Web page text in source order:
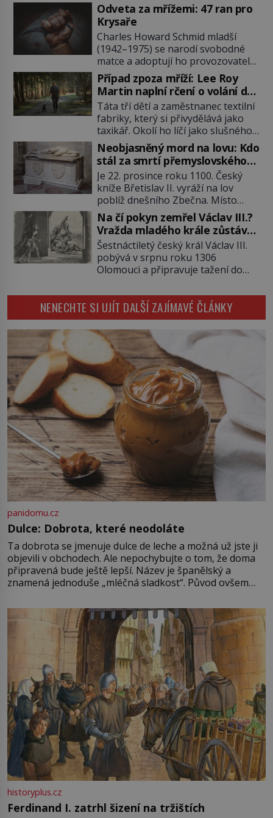
Odveta za mřížemi: 47 ran pro
Krysaře
Charles Howard Schmid mladší
(1942–1975) se narodí svobodné
matce a adoptují ho provozovatelé
pečovatelského domu Charles a
Katharine Schmidovi. Synek jim
mnoho radosti nepřinese. Mezi
přáteli v arizonském Tusconu se
mu přezdívá Krysař. Je to pohledný
a charismatický mladík, kterému to
ve škole dvakrát nejde. Exceluje ale
v tělocviku. Škola si díky němu
může vystavit […]
Případ zpoza mříží: Lee Roy
Martin naplní rčení o volání do
lesa
Táta tří dětí a zaměstnanec textilní
fabriky, který si přivydělává jako
taxikář. Okolí ho líčí jako slušného
člověka. To je Lee Roy Martin
(1937–1972), jinak též Škrtič z
Gaffney, městečka v Jižní Karolíně.
Mezi lety 1967 až 1968 zavraždí dvě
ženy a dvě dívky. Dne 20. května
1967 znásilní a zavraždí 32letou
Annie Lucille Dedmondovou. […]
Neobjasněný mord na lovu: Kdo
stál za smrtí přemyslovského
knížete Břetislava II.?
Je 22. prosince roku 1100. Český
kníže Břetislav II. vyráží na lov
poblíž dnešního Zbečna. Místo
návratu na Pražský hrad však
přichází smrt. Muž na něj zaútočí
kopím a panovník svým zraněním
podlehne. Kdo atentát zosnoval a
proč? Odpověď neznají ani historici
po více než devíti stech letech.
[…]
Na čí pokyn zemřel Václav III.?
Vražda mladého krále zůstává
po 720 letech nevyřešenou
záhadou
Šestnáctiletý český král Václav III.
pobývá v srpnu roku 1306
Olomouci a připravuje tažení do
však přichází smrt. Poslední
mužský potomek rodu
Přemyslovců padá rukou vraha a
české dějiny se během jediného
dne obracejí naruby. Ani po více
než sedmi stech letech není jisté,
kdo tehdy vraždil, a právě to činí
[…]
NENECHTE SI UJÍT DALŠÍ ZAJÍMAVÉ ČLÁNKY
panidomu.cz
Dulce: Dobrota, které neodoláte
Ta dobrota se jmenuje dulce de leche a možná už jste ji
objevili v obchodech. Ale nepochybujte o tom, že doma
připravená bude ještě lepší. Název je španělský a
znamená jednoduše „mléčná sladkost“. Původ ovšem
pře hned několik latinskoamerických zemí a k tomu
Francie, kde se traduje,
historyplus.cz
Ferdinand I. zatrhl šizení na tržištích